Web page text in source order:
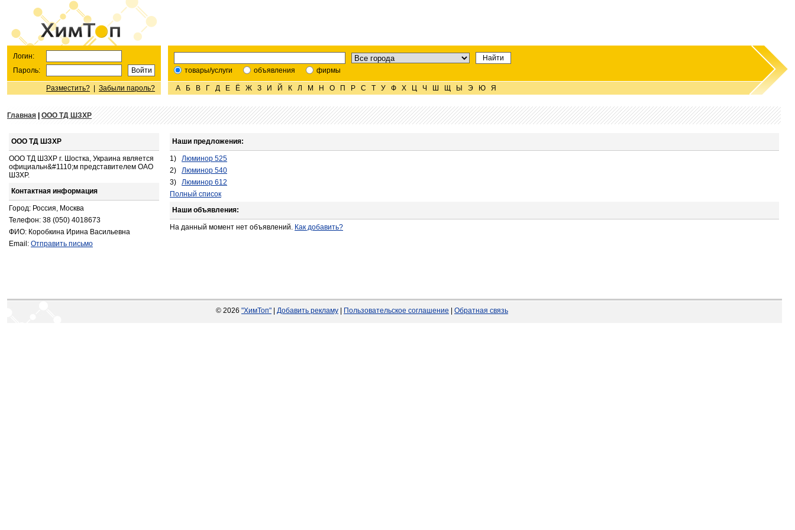
Логин:
Пароль:
Разместить? Забыли пароль?
товары/услуги объявления фирмы
А Б В Г Д Е Ё Ж З И Й К Л М Н О П Р С Т У Ф Х Ц Ч Ш Щ Ы Э Ю Я
Главная OOO ТД ШЗХР
OOO ТД ШЗХР
ООО ТД ШЗХР г. Шостка, Украина является
официальн&#1110;м представителем ОАО
ШЗХР.
Контактная информация
Город: Россия, Москва
Телефон: 38 (050) 4018673
ФИО: Коробкина Ирина Васильевна
Email: Отправить письмо
Наши предложения:
1)
Люминор 525
2)
Люминор 540
3)
Люминор 612
Полный список
Наши объявления:
На данный момент нет объявлений. Как добавить?
© 2026 "ХимТоп" Добавить рекламу Пользовательское соглашение Обратная связь